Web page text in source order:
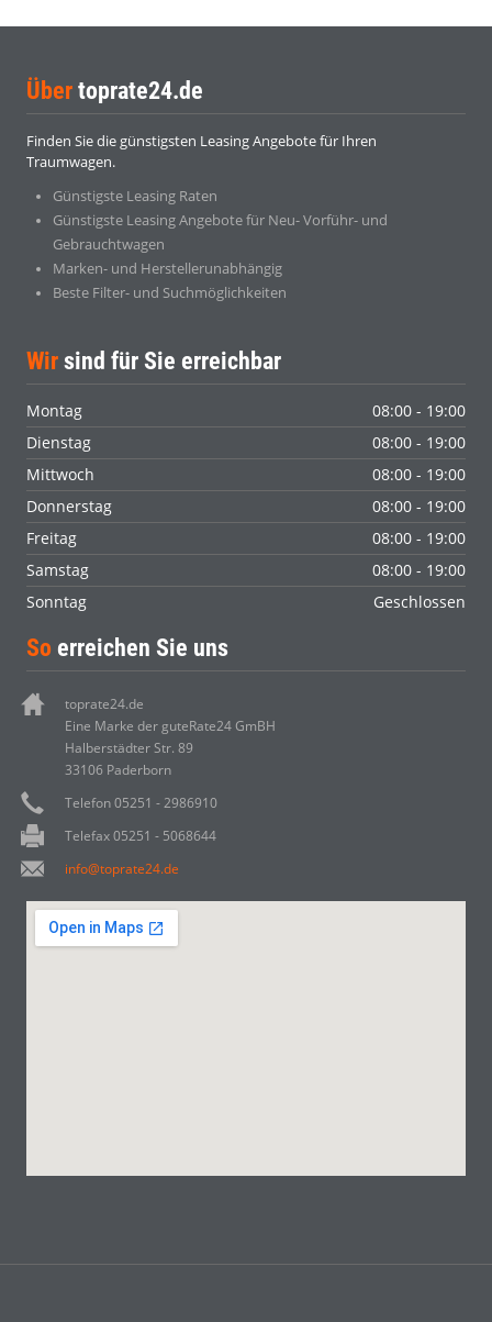
Über toprate24.de
Finden Sie die günstigsten Leasing Angebote für Ihren
Traumwagen.
Günstigste Leasing Raten
Günstigste Leasing Angebote für Neu- Vorführ- und
Gebrauchtwagen
Marken- und Herstellerunabhängig
Beste Filter- und Suchmöglichkeiten
Wir sind für Sie erreichbar
Montag
08:00 - 19:00
Dienstag
08:00 - 19:00
Mittwoch
08:00 - 19:00
Donnerstag
08:00 - 19:00
Freitag
08:00 - 19:00
Samstag
08:00 - 19:00
Sonntag
Geschlossen
So erreichen Sie uns
toprate24.de
Eine Marke der guteRate24 GmBH
Halberstädter Str. 89
33106 Paderborn
Telefon 05251 - 2986910
Telefax 05251 - 5068644
info@toprate24.de